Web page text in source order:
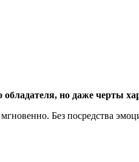
но даже черты
Без посредства